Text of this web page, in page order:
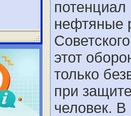
нефтяные
этот
только
при
человек. В